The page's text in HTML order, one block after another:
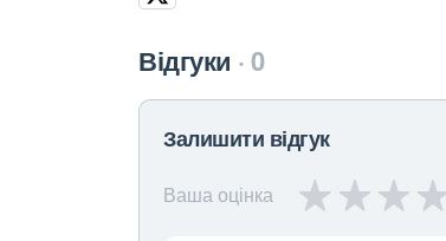
Відгуки 0
Залишити відгук
Ваша оцінка